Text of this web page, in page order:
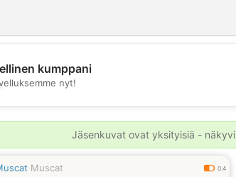
💕
kumppani
nyt!
Jäsenkuvat ovat yksityisiä -
Muscat 0.4